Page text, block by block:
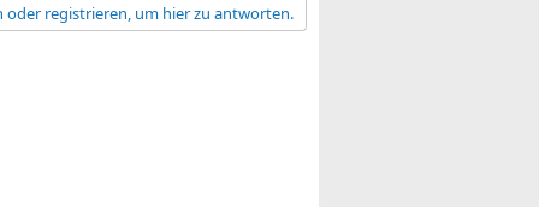
oder registrieren, um hier zu antworten.